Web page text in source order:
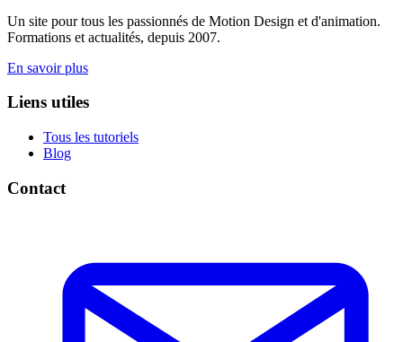
Un site pour tous les passionnés de Motion Design et d'animation.
Formations et actualités, depuis 2007.
En savoir plus
Liens utiles
Tous les tutoriels
Blog
Contact